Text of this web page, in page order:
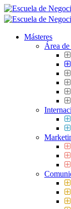
Másteres
Área de